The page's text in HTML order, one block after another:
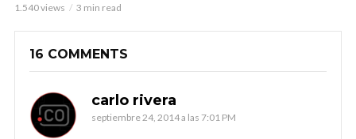
1.540 views 3 min read
16 COMMENTS
carlo rivera
septiembre 24, 2014 a las 7:01 PM